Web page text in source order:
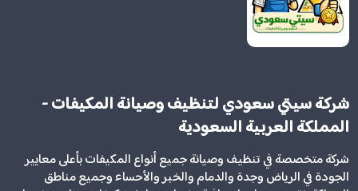
شركة سيتي سعودي لتنظيف وصيانة المكيفات -
المملكة العربية السعودية
شركة متخصصة في تنظيف وصيانة جميع أنواع المكيفات بأعلى معايير
الجودة في الرياض وجدة والدمام والخبر والأحساء وجميع مناطق